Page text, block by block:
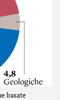
basate